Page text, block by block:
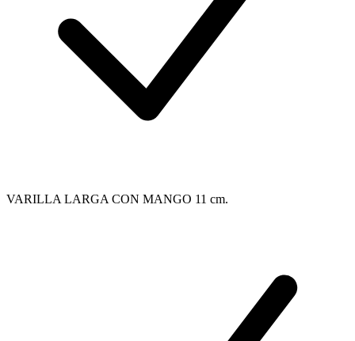
VARILLA LARGA CON MANGO 11 cm.